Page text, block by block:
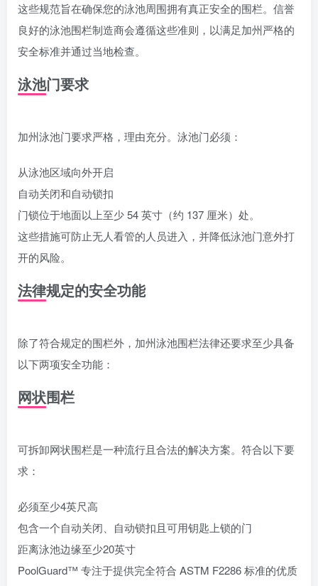
这些规范旨在确保您的泳池周围拥有真正安全的围栏。信誉
良好的泳池围栏制造商会遵循这些准则，以满足加州严格的
安全标准并通过当地检查。
泳池门要求
加州泳池门要求严格，理由充分。泳池门必须：
从泳池区域向外开启
自动关闭和自动锁扣
门锁位于地面以上至少 54 英寸（约 137 厘米）处。
这些措施可防止无人看管的人员进入，并降低泳池门意外打
开的风险。
法律规定的安全功能
除了符合规定的围栏外，加州泳池围栏法律还要求至少具备
以下两项安全功能：
网状围栏
可拆卸网状围栏是一种流行且合法的解决方案。符合以下要
求：
必须至少4英尺高
包含一个自动关闭、自动锁扣且可用钥匙上锁的门
距离泳池边缘至少20英寸
PoolGuard™ 专注于提供完全符合 ASTM F2286 标准的优质